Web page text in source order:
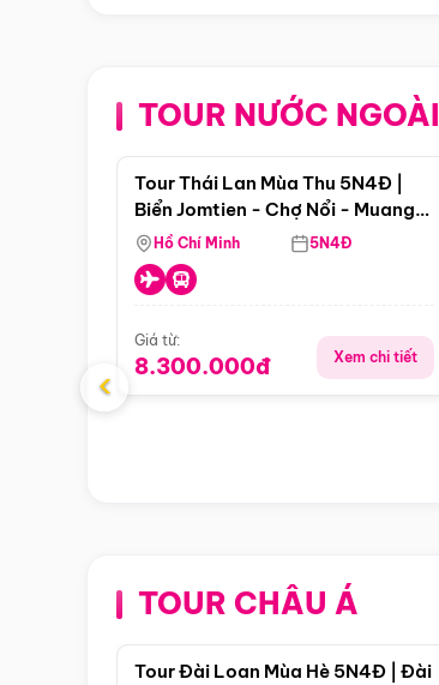
TOUR NƯỚC NGOÀI
Điểm nổi bật
Tour Thái Lan Mùa Thu 5N4Đ |
Biển Jomtien - Chợ Nổi - Muang
Boran - Suanthai (Bay Vietnam
Airlines)
Hồ Chí Minh 5N4Đ
Giá từ:
8.300.000đ Xem chi tiết
‹
TOUR CHÂU ÁĐiểm nổi bật
Tour Đài Loan Mùa Hè 5N4Đ | Đài